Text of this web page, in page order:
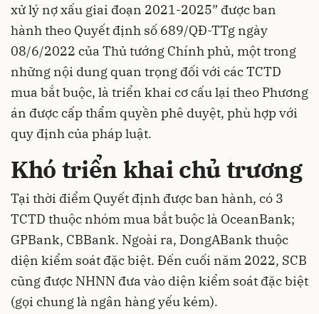
xử lý nợ xấu giai đoạn 2021-2025” được ban
hành theo Quyết định số 689/QĐ-TTg ngày
08/6/2022 của Thủ tướng Chính phủ, một trong
những nội dung quan trọng đối với các TCTD
mua bắt buộc, là triển khai cơ cấu lại theo Phương
án được cấp thẩm quyền phê duyệt, phù hợp với
quy định của pháp luật.
Khó triển khai chủ trương
Tại thời điểm Quyết định được ban hành, có 3
TCTD thuộc nhóm mua bắt buộc là OceanBank;
GPBank, CBBank. Ngoài ra, DongABank thuộc
diện kiểm soát đặc biệt. Đến cuối năm 2022, SCB
cũng được NHNN đưa vào diện kiểm soát đặc biệt
(gọi chung là ngân hàng yếu kém).